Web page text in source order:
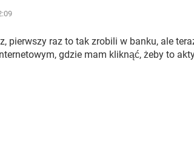
pierwszy raz to tak zrobili w banku, ale
gdzie mam kliknąć, żeby to